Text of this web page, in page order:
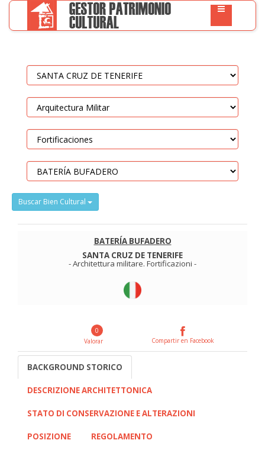
Buscar Bien Cultural
BATERÍA BUFADERO
SANTA CRUZ DE TENERIFE
-Architettura militare. Fortificazioni -
0
Valorar
Compartir en Facebook
BACKGROUND STORICO
DESCRIZIONE ARCHITETTONICA
STATO DI CONSERVAZIONE E ALTERAZIONI
POSIZIONE REGOLAMENTO